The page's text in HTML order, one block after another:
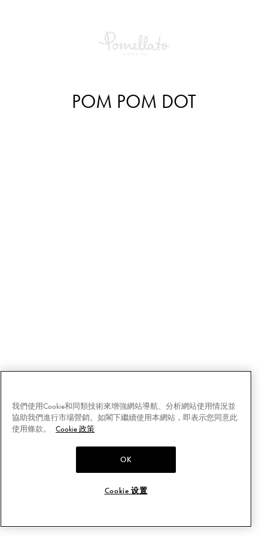
POM POM DOT
我們使用Cookie和同類技術來增強網站導航、分析網站使用情況並
協助我們進行市場營銷。如閣下繼續使用本網站，即表示您同意此
使用條款。
Cookie 政策
OK
Cookie 设置